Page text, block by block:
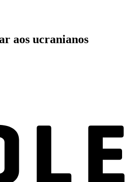
aos ucranianos